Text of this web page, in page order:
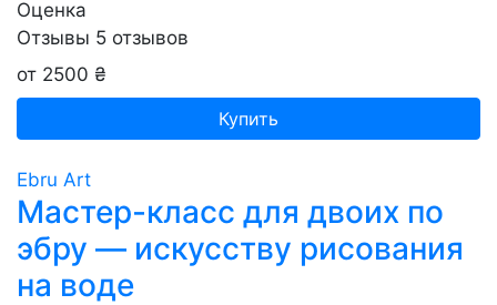
Оценка
Отзывы 5 отзывов
от 2500 ₴
Купить
Ebru Art
Мастер-класс для двоих по
эбру — искусству рисования
на воде